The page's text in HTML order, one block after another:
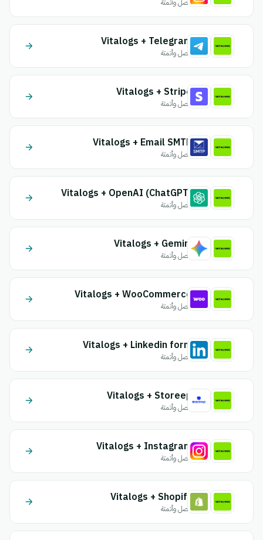
اتصل وأتمتة
Vitalogs + Telegram
اتصل وأتمتة
Vitalogs + Stripe
اتصل وأتمتة
Vitalogs + Email SMTP
اتصل وأتمتة
Vitalogs + OpenAI (ChatGPT)
اتصل وأتمتة
Vitalogs + Gemini
اتصل وأتمتة
Vitalogs + WooCommerce
اتصل وأتمتة
Vitalogs + Linkedin form
اتصل وأتمتة
Vitalogs + Storeep
اتصل وأتمتة
Vitalogs + Instagram
اتصل وأتمتة
Vitalogs + Shopify
اتصل وأتمتة